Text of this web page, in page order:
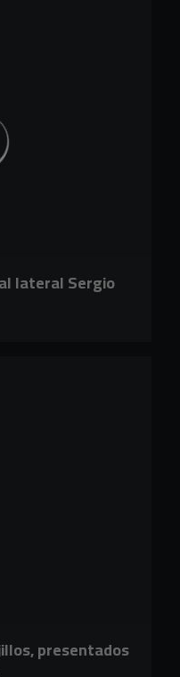
lateral Sergio
presentados